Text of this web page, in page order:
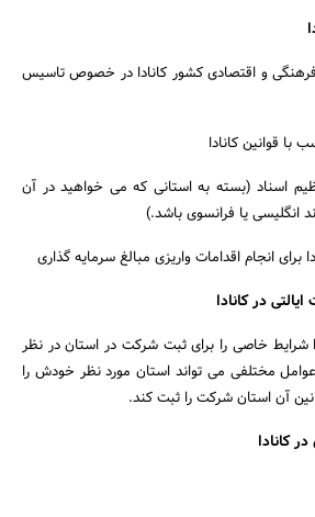
و اقتصادی کشور کانادا در خصوص تاسیس
با قوانین کانادا
اسناد (بسته به استانی که می خواهید در آن
یا فرانسوی باشد.)
برای انجام اقدامات واریزی مبالغ سرمایه گذاری
در کانادا
شرایط خاصی را برای ثبت شرکت در استان در نظر
مختلفی می تواند استان مورد نظر خودش را
آن استان شرکت را ثبت کند.
کانادا